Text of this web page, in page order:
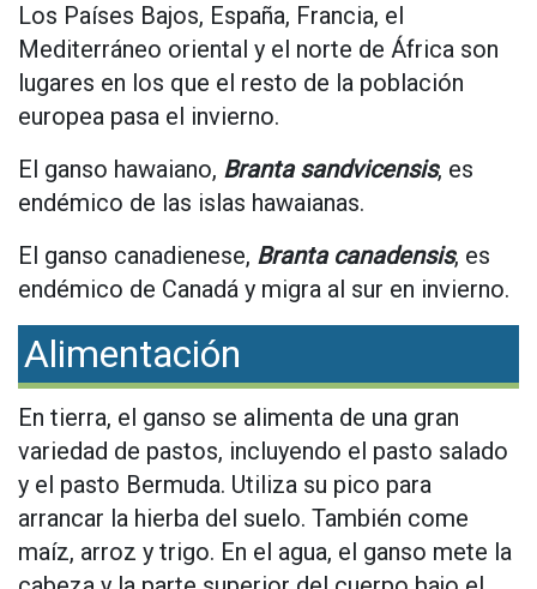
Los Países Bajos, España, Francia, el
Mediterráneo oriental y el norte de África son
lugares en los que el resto de la población
europea pasa el invierno.
El ganso hawaiano, Branta sandvicensis, es
endémico de las islas hawaianas.
El ganso canadienese, Branta canadensis, es
endémico de Canadá y migra al sur en invierno.
Alimentación
En tierra, el ganso se alimenta de una gran
variedad de pastos, incluyendo el pasto salado
y el pasto Bermuda. Utiliza su pico para
arrancar la hierba del suelo. También come
maíz, arroz y trigo. En el agua, el ganso mete la